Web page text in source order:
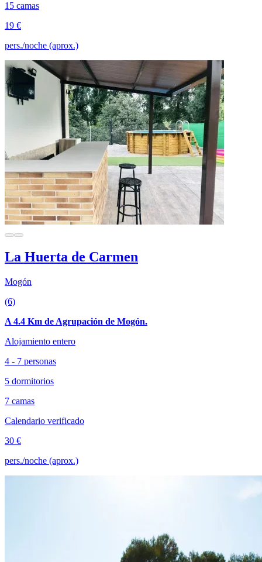
15 camas
19 €
pers./noche (aprox.)
La Huerta de Carmen
Mogón
(6)
A 4.4 Km de Agrupación de Mogón.
Alojamiento entero
4 - 7 personas
5 dormitorios
7 camas
Calendario verificado
30 €
pers./noche (aprox.)